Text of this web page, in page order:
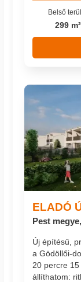
Belső
299 m²
ELADÓ
Pest
Új építésű,
a Gödöllői-
20 percre
állíthatom: